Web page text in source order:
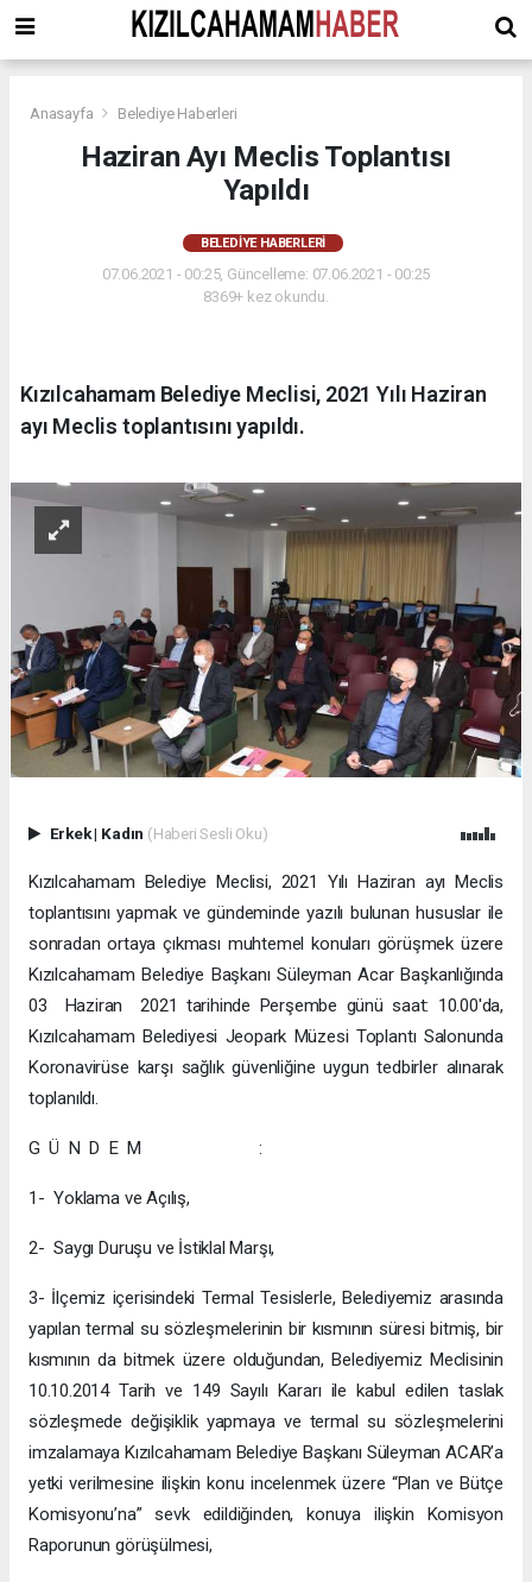
Anasayfa Belediye Haberleri
Haziran Ayı Meclis Toplantısı
Yapıldı
BELEDIYE HABERLERI
07.06.2021 - 00:25, Güncelleme: 07.06.2021 - 00:25
8369+ kez okundu.
Kızılcahamam Belediye Meclisi, 2021 Yılı Haziran
ayı Meclis toplantısını yapıldı.
Erkek| Kadın (Haberi Sesli Oku)
Kızılcahamam Belediye Meclisi, 2021 Yılı Haziran ayı Meclis
toplantısını yapmak ve gündeminde yazılı bulunan hususlar ile
sonradan ortaya çıkması muhtemel konuları görüşmek üzere
Kızılcahamam Belediye Başkanı Süleyman Acar Başkanlığında
03 Haziran 2021 tarihinde Perşembe günü saat: 10.00'da,
Kızılcahamam Belediyesi Jeopark Müzesi Toplantı Salonunda
Koronavirüse karşı sağlık güvenliğine uygun tedbirler alınarak
toplanıldı.
G Ü N D E M :
1- Yoklama ve Açılış,
2- Saygı Duruşu ve İstiklal Marşı,
3- İlçemiz içerisindeki Termal Tesislerle, Belediyemiz arasında
yapılan termal su sözleşmelerinin bir kısmının süresi bitmiş, bir
kısmının da bitmek üzere olduğundan, Belediyemiz Meclisinin
10.10.2014 Tarih ve 149 Sayılı Kararı ile kabul edilen taslak
sözleşmede değişiklik yapmaya ve termal su sözleşmelerini
imzalamaya Kızılcahamam Belediye Başkanı Süleyman ACAR’a
yetki verilmesine ilişkin konu incelenmek üzere “Plan ve Bütçe
Komisyonu’na” sevk edildiğinden, konuya ilişkin Komisyon
Raporunun görüşülmesi,